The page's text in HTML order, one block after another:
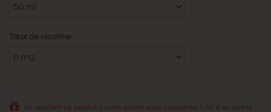
Taux de nicotine
En ajoutant ce produit à votre panier vous cumulerez 1,90 € en points